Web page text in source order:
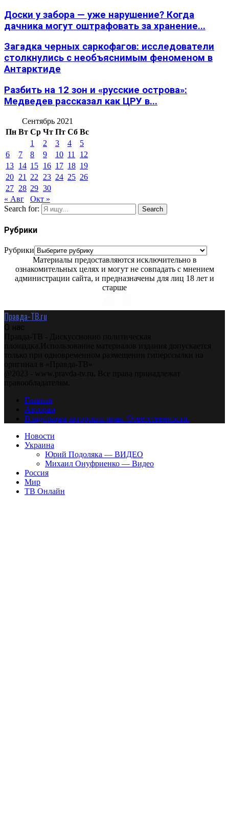
Доски у забора — уже нарушение? Когда
дачника могут оштрафовать за хранение...
Загадка черных саркофагов: исследователи
столкнулись с необъяснимым феноменом в
Антарктиде
Разбить на 12 зон и «русские острова»:
Медведев рассказал как ЦРУ в...
Сентябрь 2021
Пн Вт Ср Чт Пт Сб Вс
1
2 3 4
5
6
7 8 9 10 11
12
13 14 15 16 17 18 19
20 21 22 23 24 25 26
27 28 29 30
« Авг
Окт »
Search for:
Search
Рубрики
Рубрики
Материалы предоставляются исключительно в
ознакомительных целях и могут не совпадать с мнением
администрации сайта, и предназначены для лиц 18 лет и
старше
Правда-ТВ.ru
О нас
Правда-ТВ - Дискуссионно политическая
площадка.Использование материалов издания допускается
только при одновременном размещении гиперссылки на
оригинал в «Правда-ТВ»
@2023 - www.pravda-tv.ru. Все права принадлежат
правообладателям.
Главная
Авторам
Владельцам авторских прав. Ответственности.
Новости
Украина
Юрий Подоляка — ВИДЕО
Михаил Онуфриенко — Видео
Россия
Мир
ТВ Онлайн